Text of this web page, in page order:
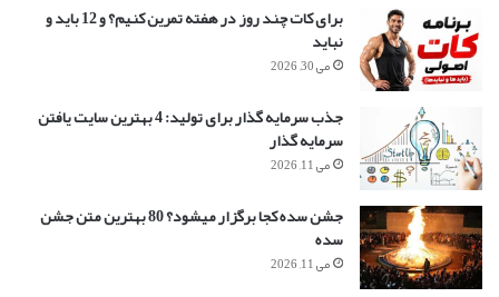
برای کات چند روز در هفته تمرین کنیم؟ و 12 باید و
نباید
می 30, 2026
جذب سرمایه گذار برای تولید: 4 بهترین سایت یافتن
سرمایه گذار
می 11, 2026
جشن سده کجا برگزار میشود؟ 80 بهترین متن جشن
سده
می 11, 2026